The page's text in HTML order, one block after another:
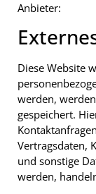
Anbieter:
Diese Website
werden,
gespeichert.
Vertragsdaten,
und sonstige
werden,